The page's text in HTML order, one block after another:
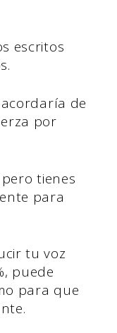
escritos
de
por
tienes
para
tu voz
puede
para que